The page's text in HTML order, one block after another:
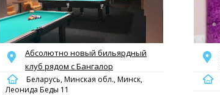
Абсолютно новый бильярдный
клуб рядом с Бангалор
Беларусь, Минская обл., Минск,
Леонида Беды 11